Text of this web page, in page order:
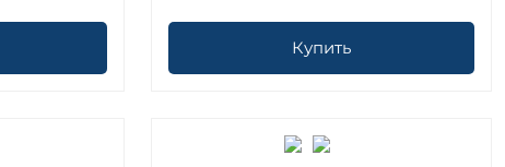
Купить